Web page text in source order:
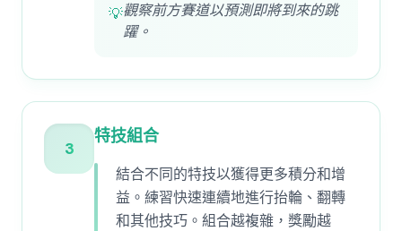
💡觀察前方賽道以預測即將到來的跳
躍。
3
特技組合
結合不同的特技以獲得更多積分和增
益。練習快速連續地進行抬輪、翻轉
和其他技巧。組合越複雜，獎勵越